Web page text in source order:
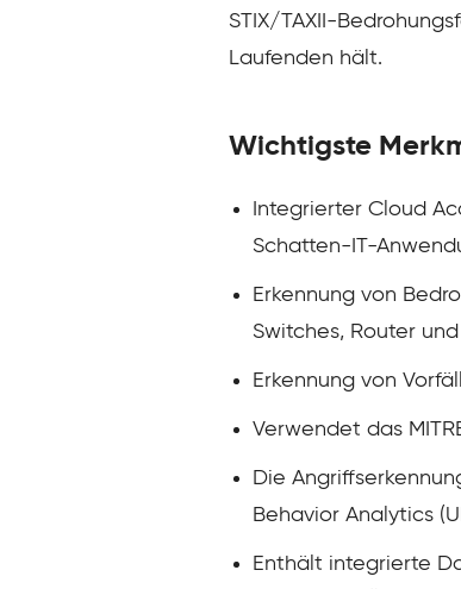
STIX/TAXII-
Laufenden hält.
Wichtigste
Integrierter Cloud
Schatten-IT-
Erkennung von
Switches, Router
Erkennung von
Verwendet das
Die
Behavior Analytics
Enthält integrierte